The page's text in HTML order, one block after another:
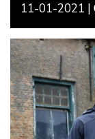
11-01-2021 |